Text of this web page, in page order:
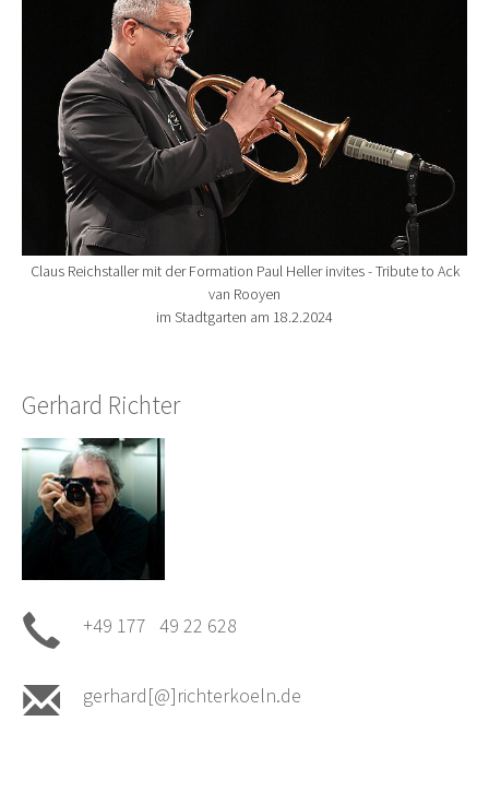
Claus Reichstaller mit der Formation Paul Heller invites - Tribute to Ack
van Rooyen
im Stadtgarten am 18.2.2024
Gerhard Richter
+49 177 49 22 628
gerhard[@]richterkoeln.de